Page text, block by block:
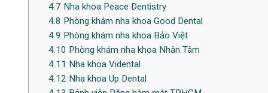
4.7 Nha khoa Peace Dentistry
4.8 Phòng khám nha khoa Good Dental
4.9 Phòng khám nha khoa Bảo Việt
4.10 Phòng khám nha khoa Nhân Tâm
4.11 Nha khoa Vidental
4.12 Nha khoa Up Dental